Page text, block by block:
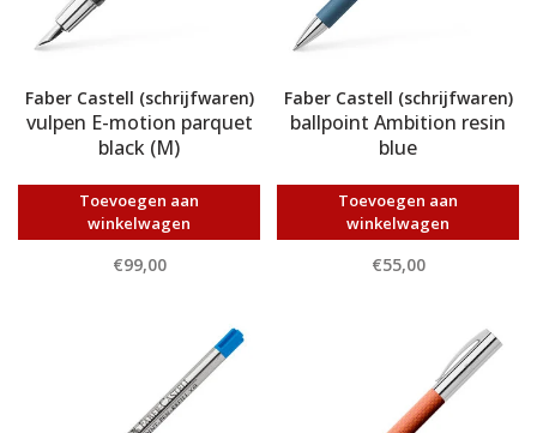
Faber Castell (schrijfwaren)
vulpen E-motion parquet
black (M)
Toevoegen aan
winkelwagen
€99,00
Faber Castell (schrijfwaren)
ballpoint Ambition resin
blue
Toevoegen aan
winkelwagen
€55,00